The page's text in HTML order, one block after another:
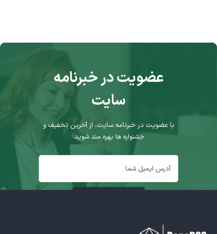
عضویت در خبرنامه
سایت
با عضویت در خبرنامه سایت، از آخرین تخفیف و
جشنواره ها بهره مند شوید.